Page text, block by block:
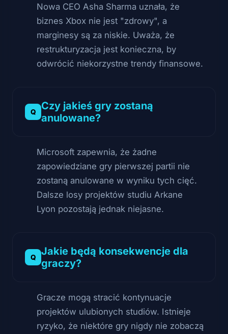
Nowa CEO Asha Sharma uznała, że
biznes Xbox nie jest "zdrowy", a
marginesy są za niskie. Uważa, że
restrukturyzacja jest konieczna, by
odwrócić niekorzystne trendy finansowe.
Czy jakieś gry zostaną
anulowane?
Microsoft zapewnia, że żadne
zapowiedziane gry pierwszej partii nie
zostaną anulowane w wyniku tych cięć.
Dalsze losy projektów studiu Arkane
Lyon pozostają jednak niejasne.
Jakie będą konsekwencje dla
graczy?
Gracze mogą stracić kontynuacje
projektów ulubionych studiów. Istnieje
ryzyko, że niektóre gry nigdy nie zobaczą